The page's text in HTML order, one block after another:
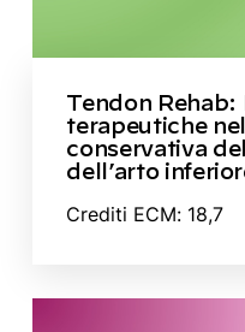
Tendon
terapeutiche
conservativa
dell’arto
Crediti ECM: 18,7